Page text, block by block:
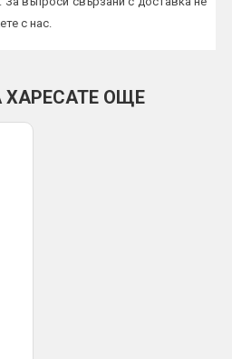
с нас.
с карта на куриерОЩЕ